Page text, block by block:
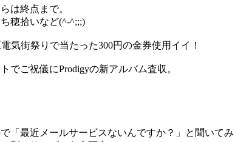
は終点まで。
穂拾いなど(^-^;;;)
気街祭りで当たった300円の金券使用イイ！
でご祝儀にProdigyの新アルバム査収。
「最近メールサービスないんですか？」と聞いてみ